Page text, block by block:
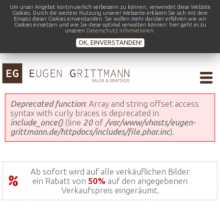
Um unser Angebot kontinuierlich verbessern zu können, verwendet diese Website
Cookies. Durch die weitere Nutzung unserer Webseite erklären Sie sich mit dem
Einsatz dieser Cookies einverstanden. Sie wollen mehr darüber erfahren wie wir
Cookies einsetzen und wie Sie diese optimal verwalten können: hier geht es zu
unseren Datenschutz Informationen
OK, EINVERSTANDEN!
Fehlermeldung
Deprecated function: Array and string offset access
syntax with curly braces is deprecated in
include_once()(line 20of /var/www/vhosts/eugen-
grittmann.de/httpdocs/includes/file.phar.inc).
Ab sofort wird auf alle verkäuflichen Bilder
ein Rabatt von 50% auf den angegebenen
Verkaufspreis eingeräumt.